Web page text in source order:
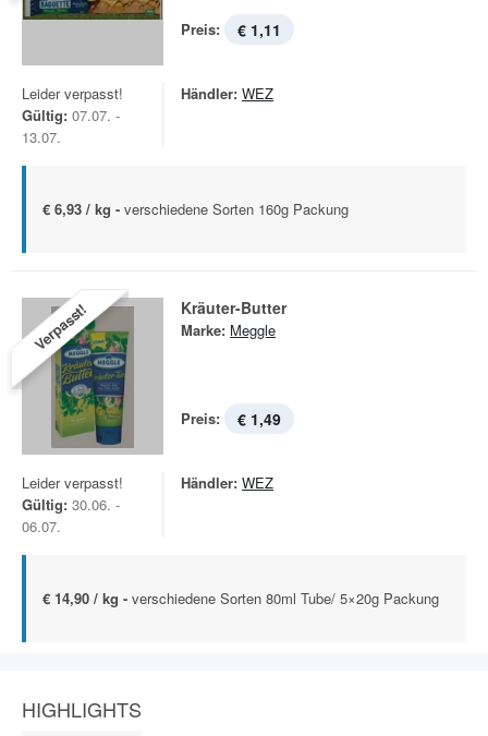
Preis: € 1,11
Leider verpasst!
Gültig: 07.07. -
13.07.
Händler: WEZ
€ 6,93 / kg - verschiedene Sorten 160g Packung
Verpasst! Kräuter-Butter
Marke: Meggle
Preis: € 1,49
Leider verpasst!
Gültig: 30.06. -
06.07.
Händler: WEZ
€ 14,90 / kg - verschiedene Sorten 80ml Tube/ 5×20g Packung
HIGHLIGHTS